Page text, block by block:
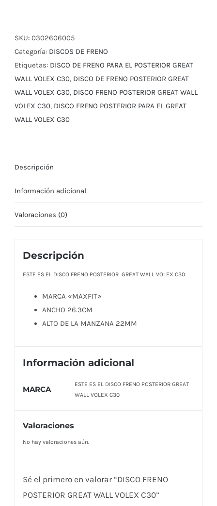
GREAT
WALL
VOLEX
C30
cantidad
SKU: 0302606005
Categoría: DISCOS DE FRENO
Etiquetas: DISCO DE FRENO PARA EL POSTERIOR GREAT
WALL VOLEX C30, DISCO DE FRENO POSTERIOR GREAT
WALL VOLEX C30, DISCO FRENO POSTERIOR GREAT WALL
VOLEX C30, DISCO FRENO POSTERIOR PARA EL GREAT
WALL VOLEX C30
Descripción
Información adicional
Valoraciones (0)
Descripción
ESTE ES EL DISCO FRENO POSTERIOR GREAT WALL VOLEX C30
MARCA «MAXFIT»
ANCHO 26.3CM
ALTO DE LA MANZANA 22MM
Información adicional
MARCA
ESTE ES EL DISCO FRENO POSTERIOR GREAT
WALL VOLEX C30
Valoraciones
No hay valoraciones aún.
Sé el primero en valorar “DISCO FRENO
POSTERIOR GREAT WALL VOLEX C30”